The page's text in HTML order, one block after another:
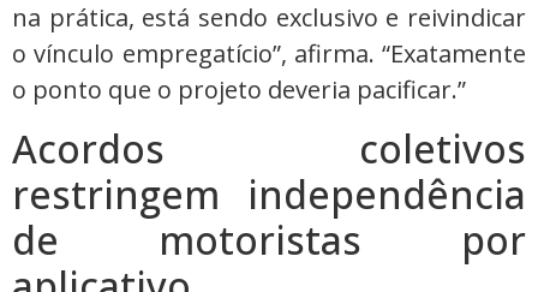
na prática, está sendo exclusivo e reivindicar
o vínculo empregatício”, afirma. “Exatamente
o ponto que o projeto deveria pacificar.”
Acordos coletivos
restringem independência
de motoristas por